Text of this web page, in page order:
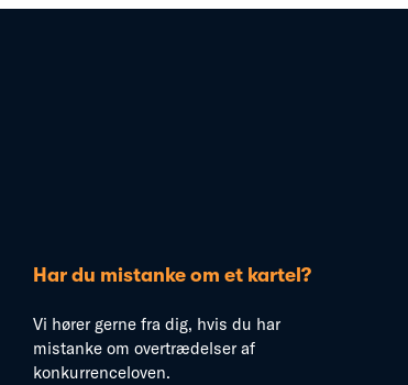
Har du mistanke om et kartel?
Vi hører gerne fra dig, hvis du har
mistanke om overtrædelser af
konkurrenceloven.